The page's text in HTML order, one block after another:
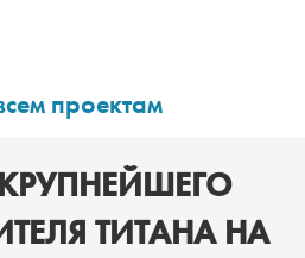
проектам
ТИТАНА НА